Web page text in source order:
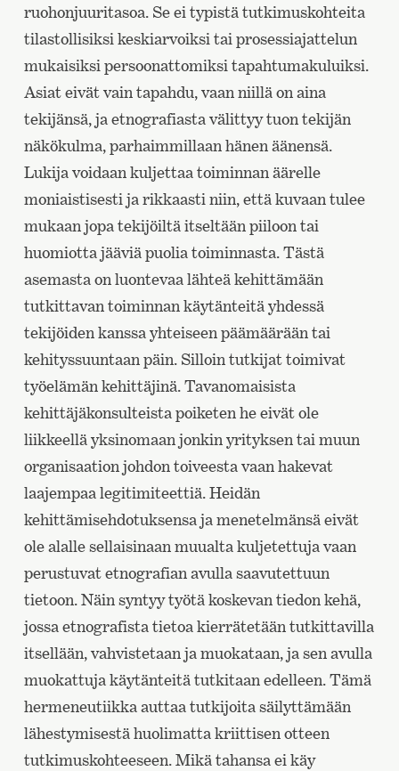
ruohonjuuritasoa. Se ei typistä tutkimuskohteita
tilastollisiksi keskiarvoiksi tai prosessiajattelun
mukaisiksi persoonattomiksi tapahtumakuluiksi.
Asiat eivät vain tapahdu, vaan niillä on aina
tekijänsä, ja etnografiasta välittyy tuon tekijän
näkökulma, parhaimmillaan hänen äänensä.
Lukija voidaan kuljettaa toiminnan äärelle
moniaistisesti ja rikkaasti niin, että kuvaan tulee
mukaan jopa tekijöiltä itseltään piiloon tai
huomiotta jääviä puolia toiminnasta. Tästä
asemasta on luontevaa lähteä kehittämään
tutkittavan toiminnan käytänteitä yhdessä
tekijöiden kanssa yhteiseen päämäärään tai
kehityssuuntaan päin. Silloin tutkijat toimivat
työelämän kehittäjinä. Tavanomaisista
kehittäjäkonsulteista poiketen he eivät ole
liikkeellä yksinomaan jonkin yrityksen tai muun
organisaation johdon toiveesta vaan hakevat
laajempaa legitimiteettiä. Heidän
kehittämisehdotuksensa ja menetelmänsä eivät
ole alalle sellaisinaan muualta kuljetettuja vaan
perustuvat etnografian avulla saavutettuun
tietoon. Näin syntyy työtä koskevan tiedon kehä,
jossa etnografista tietoa kierrätetään tutkittavilla
itsellään, vahvistetaan ja muokataan, ja sen avulla
muokattuja käytänteitä tutkitaan edelleen. Tämä
hermeneutiikka auttaa tutkijoita säilyttämään
lähestymisestä huolimatta kriittisen otteen
tutkimuskohteeseen. Mikä tahansa ei käy